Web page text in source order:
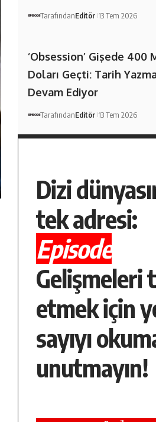
TarafındanEditör 13 Tem 2026
‘Obsession’ Gişede 400
Doları Geçti: Tarih
Devam Ediyor
TarafındanEditör 13 Tem 2026
Dizi
tek adresi:
Episode
Gelişmeleri
etmek için
sayıyı
unutmayın!